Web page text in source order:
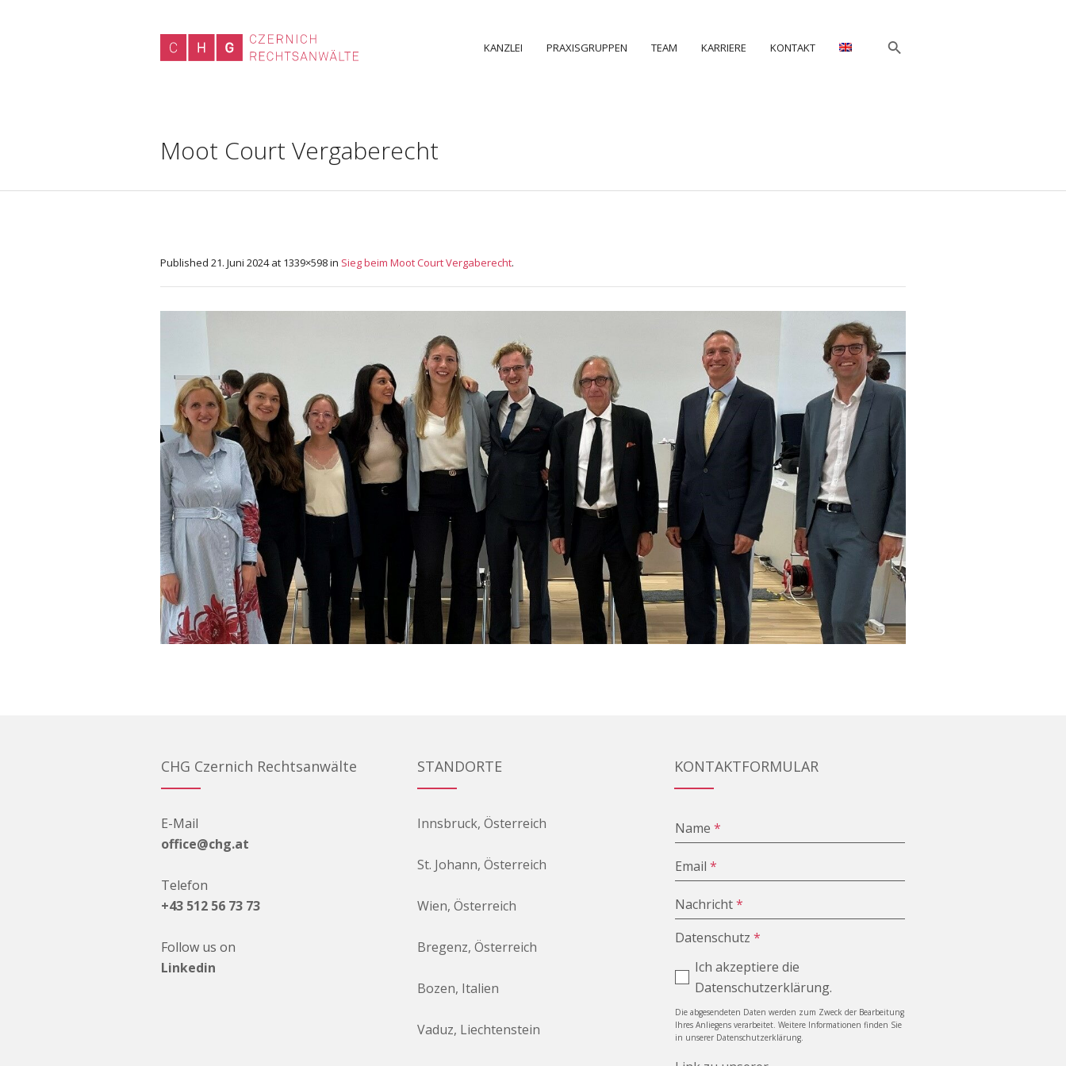
KANZLEI PRAXISGRUPPEN TEAM KARRIERE KONTAKT
Moot Court Vergaberecht
Published 21. Juni 2024at 1339×598 in Sieg beim Moot Court Vergaberecht.
CHG Czernich Rechtsanwälte
E-Mail
office@chg.at
Telefon
+43 512 56 73 73
Follow us on
Linkedin
STANDORTE
Innsbruck, Österreich
St. Johann, Österreich
Wien, Österreich
Bregenz, Österreich
Bozen, Italien
Vaduz, Liechtenstein
KONTAKTFORMULAR
Name *
Email *
Nachricht*
Datenschutz *
Ich akzeptiere die
Datenschutzerklärung.
Die abgesendeten Daten werden zum Zweck der Bearbeitung
Ihres Anliegens verarbeitet. Weitere Informationen finden Sie
in unserer Datenschutzerklärung.